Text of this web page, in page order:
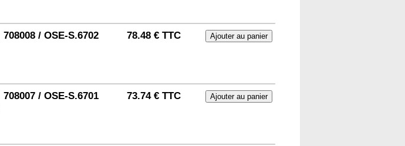
708008 / OSE-S.6702 78.48 € TTC
708007 / OSE-S.6701 73.74 € TTC